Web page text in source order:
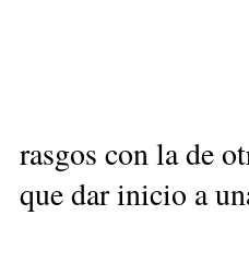
rasgos con la de
que dar inicio a